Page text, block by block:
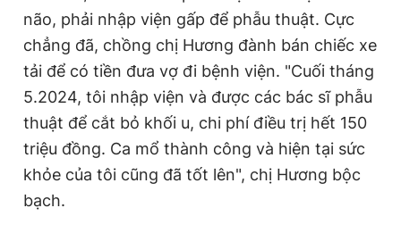
não, phải nhập viện gấp để phẫu thuật. Cực
chẳng đã, chồng chị Hương đành bán chiếc xe
tải để có tiền đưa vợ đi bệnh viện. "Cuối tháng
5.2024, tôi nhập viện và được các bác sĩ phẫu
thuật để cắt bỏ khối u, chi phí điều trị hết 150
triệu đồng. Ca mổ thành công và hiện tại sức
khỏe của tôi cũng đã tốt lên", chị Hương bộc
bạch.